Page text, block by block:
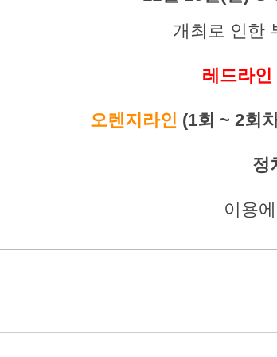
개최로 인한
레드라인
오렌지라인 (1회 ~ 2회
정
이용